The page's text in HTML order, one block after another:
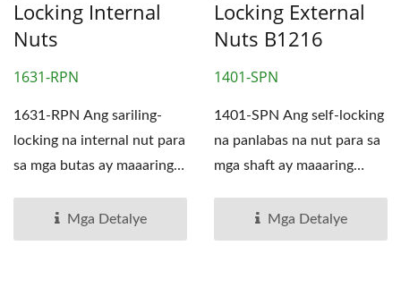
Locking Internal
Nuts
1631-RPN
1631-RPN Ang sariling-
locking na internal nut para
sa mga butas ay maaaring
pagkakadikit...Mga Detalye
Locking External
Nuts B1216
1401-SPN
1401-SPN Ang self-locking
na panlabas na nut para sa
mga shaft ay maaaring
pagkakadikit...Mga Detalye